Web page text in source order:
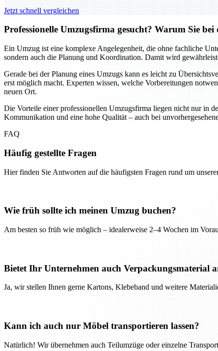
Jetzt schnell vergleichen
Professionelle Umzugsfirma gesucht? Warum Sie
Ein Umzug ist eine komplexe Angelegenheit, die ohne fachliche
sondern auch die Planung und Koordination. Damit wird
Gerade bei der Planung eines Umzugs kann es leicht zu
erst möglich macht. Experten wissen, welche Vorbereitungen
neuen Ort.
Die Vorteile einer professionellen Umzugsfirma liegen nicht nur in
Kommunikation und eine hohe Qualität – auch bei
FAQ
Häufig gestellte Fragen
Hier finden Sie Antworten auf die häufigsten Fragen rund um
Wie früh sollte ich meinen Umzug buchen?
Am besten so früh wie möglich – idealerweise 2–4 Wochen im
Bietet Ihr Unternehmen auch Verpackungsmaterial
Ja, wir stellen Ihnen gerne Kartons, Klebeband und weitere
Kann ich auch nur Möbel transportieren lassen?
Natürlich! Wir übernehmen auch Teilumzüge oder einzelne